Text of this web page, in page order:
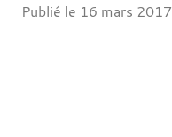
Publié le 16 mars 2017